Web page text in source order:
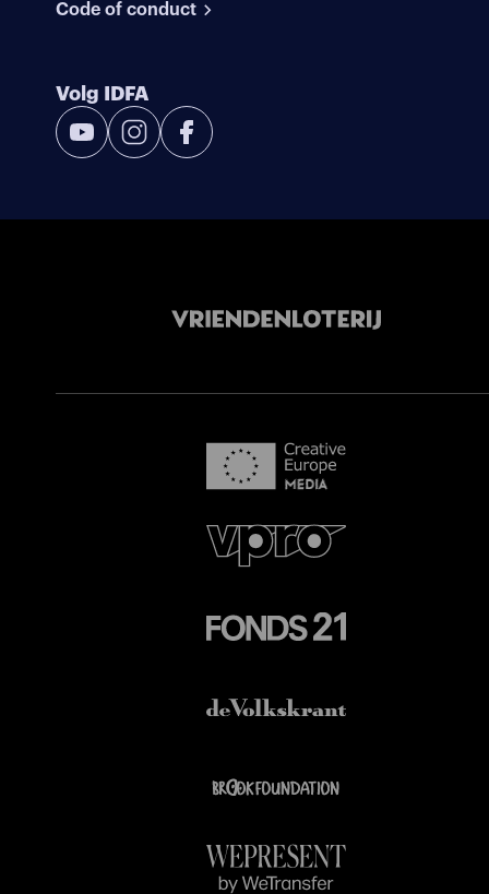
Code of conduct
Volg IDFA